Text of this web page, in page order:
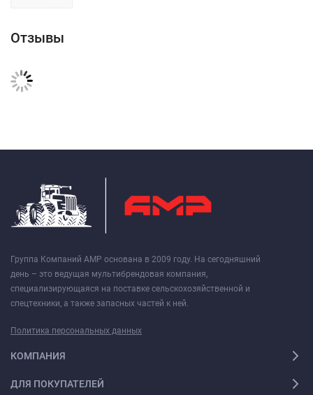
Отзывы
Группа Компаний АМР основана в 2009 году. На сегодняшний
день – это ведущая мультибрендовая компания,
специализирующаяся на поставке сельскохозяйственной и
спецтехники, а также запасных частей к ней.
Политика персональных данных
КОМПАНИЯ
ДЛЯ ПОКУПАТЕЛЕЙ